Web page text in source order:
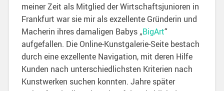
meiner Zeit als Mitglied der Wirtschaftsjunioren in
Frankfurt war sie mir als exzellente Gründerin und
Macherin ihres damaligen Babys „BigArt“
aufgefallen. Die Online-Kunstgalerie-Seite bestach
durch eine exzellente Navigation, mit deren Hilfe
Kunden nach unterschiedlichsten Kriterien nach
Kunstwerken suchen konnten. Jahre später